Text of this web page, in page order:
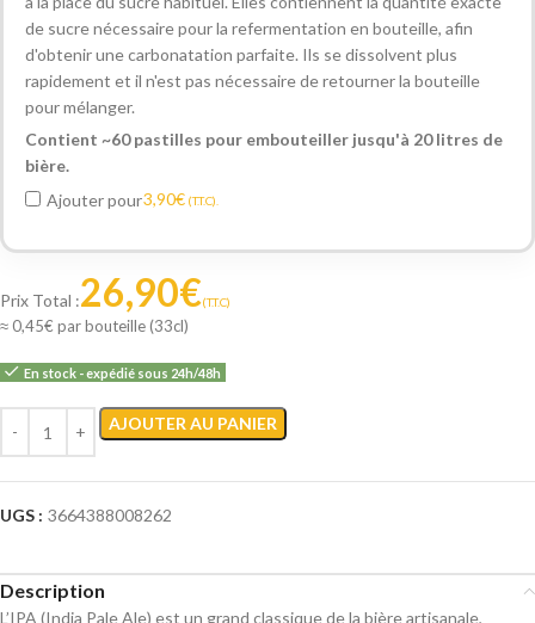
de sucre nécessaire pour la refermentation en bouteille, afin
d'obtenir une carbonatation parfaite. Ils se dissolvent plus
rapidement et il n'est pas nécessaire de retourner la bouteille
pour mélanger.
Contient ~60 pastilles pour embouteiller jusqu'à 20 litres de
bière.
Ajouter pour3,90€(T.T.C).
26,90€
≈ 0,45€ par bouteille (33cl)
En stock - expédié sous 24h/48h
AJOUTER AU PANIER
UGS : 3664388008262
Description
L’IPA (India Pale Ale) est un grand classique de la bière artisanale,